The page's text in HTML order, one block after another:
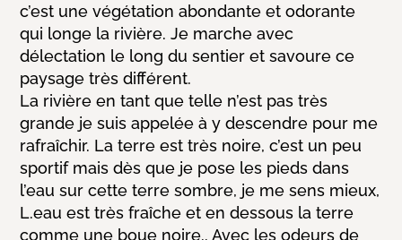
c’est une végétation abondante et odorante
qui longe la rivière. Je marche avec
délectation le long du sentier et savoure ce
paysage très différent.
La rivière en tant que telle n’est pas très
grande je suis appelée à y descendre pour me
rafraîchir. La terre est très noire, c’est un peu
sportif mais dès que je pose les pieds dans
l’eau sur cette terre sombre, je me sens mieux,
L.eau est très fraîche et en dessous la terre
comme une boue noire.. Avec les odeurs de